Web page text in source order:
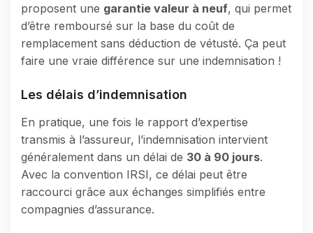
proposent une garantie valeur à neuf, qui permet
d’être remboursé sur la base du coût de
remplacement sans déduction de vétusté. Ça peut
faire une vraie différence sur une indemnisation !
Les délais d’indemnisation
En pratique, une fois le rapport d’expertise
transmis à l’assureur, l’indemnisation intervient
généralement dans un délai de 30 à 90 jours.
Avec la convention IRSI, ce délai peut être
raccourci grâce aux échanges simplifiés entre
compagnies d’assurance.